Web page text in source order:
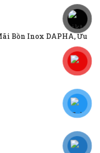
Bồn Inox DAPHA, Ưu